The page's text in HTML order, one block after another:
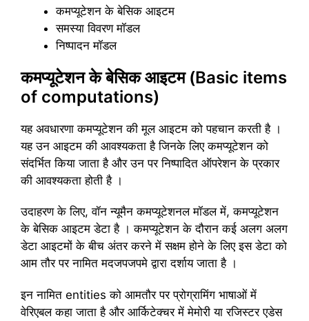
कमप्यूटेशन के बेसिक आइटम
समस्या विवरण मॉडल
निष्पादन मॉडल
कमप्यूटेशन के बेसिक आइटम (Basic items
of computations)
यह अवधारणा कमप्यूटेशन की मूल आइटम को पहचान करती है ।
यह उन आइटम की आवश्यकता है जिनके लिए कमप्यूटेशन को
संदर्भित किया जाता है और उन पर निष्पादित ऑपरेशन के प्रकार
की आवश्यकता होती है ।
उदाहरण के लिए, वॉन न्यूमैन कमप्यूटेशनल मॉडल में, कमप्यूटेशन
के बेसिक आइटम डेटा है । कमप्यूटेशन के दौरान कई अलग अलग
डेटा आइटमों के बीच अंतर करने में सक्षम होने के लिए इस डेटा को
आम तौर पर नामित मदजपजपमे द्वारा दर्शाय जाता है ।
इन नामित entities को आमतौर पर प्रोग्रामिंग भाषाओं में
वेरिएबल कहा जाता है और आर्किटेक्चर में मेमोरी या रजिस्टर एडेस